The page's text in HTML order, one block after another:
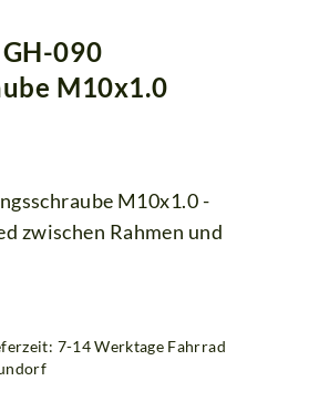
090
M10x1.0
M10x1.0 -
zwischen Rahmen und
7-14 Werktage Fahrrad